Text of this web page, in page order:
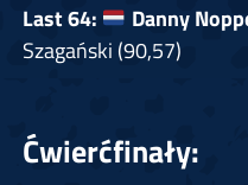
Last 64:
Danny
Szagański (90,57)
Ćwierćfinały: